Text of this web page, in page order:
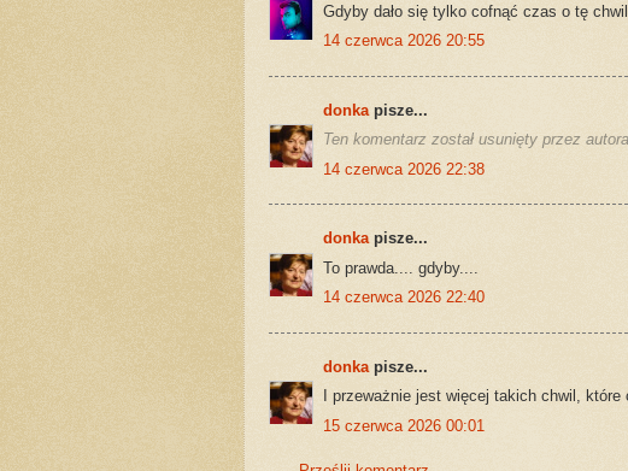
Gdyby dało się tylko cofnąć czas o tę
14 czerwca 2026 20:55
donka pisze...
Ten komentarz został usunięty przez
14 czerwca 2026 22:38
donkapisze...
To prawda.... gdyby....
14 czerwca 2026 22:40
donka pisze...
I przeważnie jest więcej takich chwil,
15 czerwca 2026 00:01